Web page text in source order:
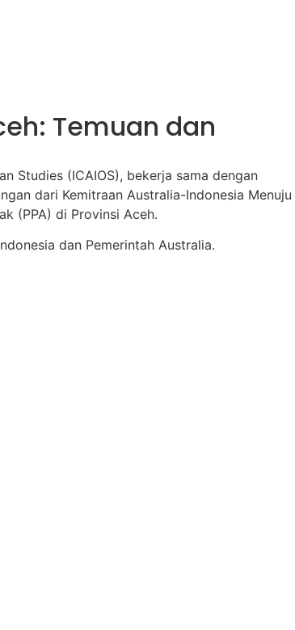
Temuan dan
Studies (ICAIOS), bekerja sama dengan
dari Kemitraan Australia-Indonesia Menuju
(PPA) di Provinsi Aceh.
dan Pemerintah Australia.